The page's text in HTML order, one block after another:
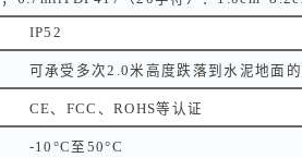
IP52
可承受多次2.0米高度跌落到水泥地面
CE、FCC、ROHS等认证
-10°C至50°C